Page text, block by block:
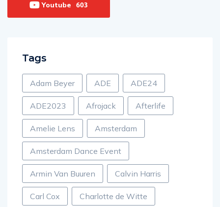
Youtube 603
Tags
Adam Beyer ADE ADE24
ADE2023 Afrojack Afterlife
Amelie Lens Amsterdam
Amsterdam Dance Event
Armin Van Buuren Calvin Harris
Carl Cox Charlotte de Witte